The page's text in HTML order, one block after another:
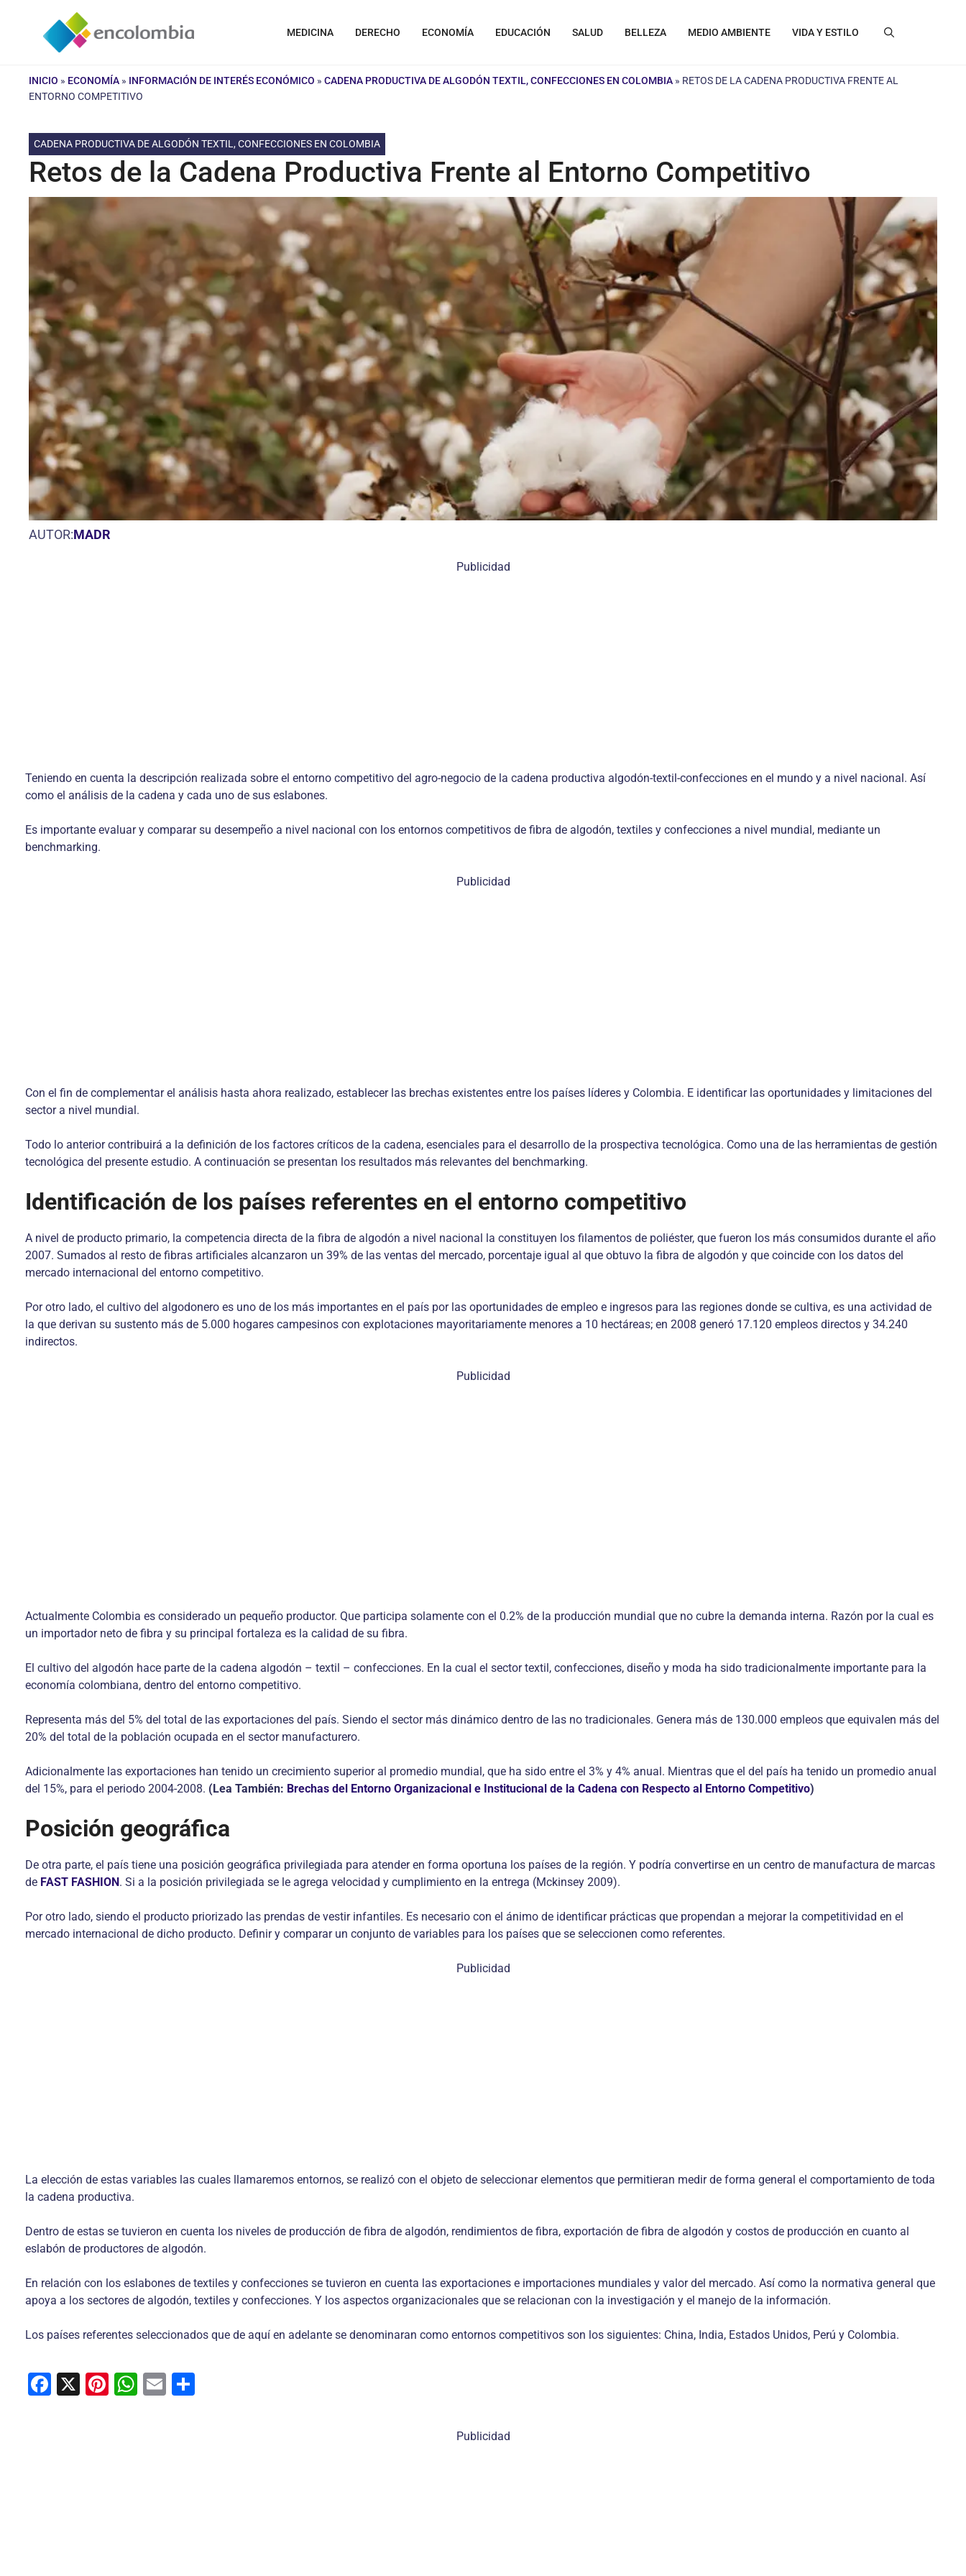
contenido
MEDICINA DERECHO ECONOMÍA EDUCACIÓN SALUD BELLEZA MEDIO AMBIENTE VIDA Y ESTILO
INICIO » ECONOMÍA » INFORMACIÓN DE INTERÉS ECONÓMICO » CADENA PRODUCTIVA DE ALGODÓN TEXTIL, CONFECCIONES EN COLOMBIA » RETOS DE LA CADENA PRODUCTIVA FRENTE AL
ENTORNO COMPETITIVO
CADENA PRODUCTIVA DE ALGODÓN TEXTIL, CONFECCIONES EN COLOMBIA
Retos de la Cadena Productiva Frente al Entorno Competitivo
AUTOR:MADR
Publicidad
Teniendo en cuenta la descripción realizada sobre el entorno competitivo del agro-negocio de la cadena productiva algodón-textil-confecciones en el mundo y a nivel nacional. Así
como el análisis de la cadena y cada uno de sus eslabones.
Es importante evaluar y comparar su desempeño a nivel nacional con los entornos competitivos de fibra de algodón, textiles y confecciones a nivel mundial, mediante un
benchmarking.
Publicidad
Con el fin de complementar el análisis hasta ahora realizado, establecer las brechas existentes entre los países líderes y Colombia. E identificar las oportunidades y limitaciones del
sector a nivel mundial.
Todo lo anterior contribuirá a la definición de los factores críticos de la cadena, esenciales para el desarrollo de la prospectiva tecnológica. Como una de las herramientas de gestión
tecnológica del presente estudio. A continuación se presentan los resultados más relevantes del benchmarking.
Identificación de los países referentes en el entorno competitivo
A nivel de producto primario, la competencia directa de la fibra de algodón a nivel nacional la constituyen los filamentos de poliéster, que fueron los más consumidos durante el año
2007. Sumados al resto de fibras artificiales alcanzaron un 39% de las ventas del mercado, porcentaje igual al que obtuvo la fibra de algodón y que coincide con los datos del
mercado internacional del entorno competitivo.
Por otro lado, el cultivo del algodonero es uno de los más importantes en el país por las oportunidades de empleo e ingresos para las regiones donde se cultiva, es una actividad de
la que derivan su sustento más de 5.000 hogares campesinos con explotaciones mayoritariamente menores a 10 hectáreas; en 2008 generó 17.120 empleos directos y 34.240
indirectos.
Publicidad
Actualmente Colombia es considerado un pequeño productor. Que participa solamente con el 0.2% de la producción mundial que no cubre la demanda interna. Razón por la cual es
un importador neto de fibra y su principal fortaleza es la calidad de su fibra.
El cultivo del algodón hace parte de la cadena algodón – textil – confecciones. En la cual el sector textil, confecciones, diseño y moda ha sido tradicionalmente importante para la
economía colombiana, dentro del entorno competitivo.
Representa más del 5% del total de las exportaciones del país. Siendo el sector más dinámico dentro de las no tradicionales. Genera más de 130.000 empleos que equivalen más del
20% del total de la población ocupada en el sector manufacturero.
Adicionalmente las exportaciones han tenido un crecimiento superior al promedio mundial, que ha sido entre el 3% y 4% anual. Mientras que el del país ha tenido un promedio anual
del 15%, para el periodo 2004-2008. (Lea También: Brechas del Entorno Organizacional e Institucional de la Cadena con Respecto al Entorno Competitivo)
Posición geográfica
De otra parte, el país tiene una posición geográfica privilegiada para atender en forma oportuna los países de la región. Y podría convertirse en un centro de manufactura de marcas
de FAST FASHION. Si a la posición privilegiada se le agrega velocidad y cumplimiento en la entrega (Mckinsey 2009).
Por otro lado, siendo el producto priorizado las prendas de vestir infantiles. Es necesario con el ánimo de identificar prácticas que propendan a mejorar la competitividad en el
mercado internacional de dicho producto. Definir y comparar un conjunto de variables para los países que se seleccionen como referentes.
Publicidad
La elección de estas variables las cuales llamaremos entornos, se realizó con el objeto de seleccionar elementos que permitieran medir de forma general el comportamiento de toda
la cadena productiva.
Dentro de estas se tuvieron en cuenta los niveles de producción de fibra de algodón, rendimientos de fibra, exportación de fibra de algodón y costos de producción en cuanto al
eslabón de productores de algodón.
En relación con los eslabones de textiles y confecciones se tuvieron en cuenta las exportaciones e importaciones mundiales y valor del mercado. Así como la normativa general que
apoya a los sectores de algodón, textiles y confecciones. Y los aspectos organizacionales que se relacionan con la investigación y el manejo de la información.
Los países referentes seleccionados que de aquí en adelante se denominaran como entornos competitivos son los siguientes: China, India, Estados Unidos, Perú y Colombia.
F
X
Pi W E
Publicidad